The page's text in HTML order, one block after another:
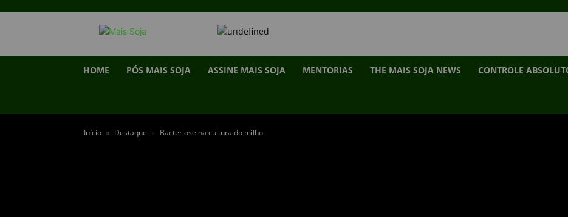
HOME PÓS MAIS SOJA ASSINE MAIS SOJA MENTORIAS THE MAIS SOJA NEWS CONTROLE
Início Destaque Bacteriose na cultura do milho